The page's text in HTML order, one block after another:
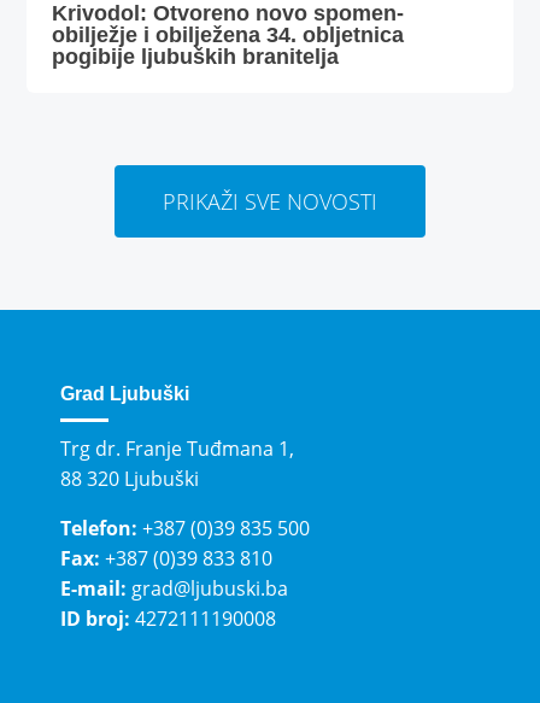
Krivodol: Otvoreno novo spomen-
obilježje i obilježena 34. obljetnica
pogibije ljubuških branitelja
PRIKAŽI SVE NOVOSTI
Grad Ljubuški
Trg dr. Franje Tuđmana 1,
88 320 Ljubuški
Telefon: +387 (0)39 835 500
Fax: +387 (0)39 833 810
E-mail: grad@ljubuski.ba
ID broj: 4272111190008